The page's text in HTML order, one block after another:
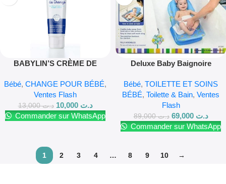
BABYLIN’S CRÈME DE
Bébé, CHANGE POUR BÉBÉ,
Ventes Flash
د.ت13,000 د.ت 10,000
Commander sur WhatsApp
Deluxe Baby Baignoire
Bébé, TOILETTE ET SOINS
BÉBÉ, Toilette & Bain, Ventes
Flash
د.ت89,000 د.ت 69,000
Commander sur WhatsApp
1 2 3 4 … 8 9 10 →